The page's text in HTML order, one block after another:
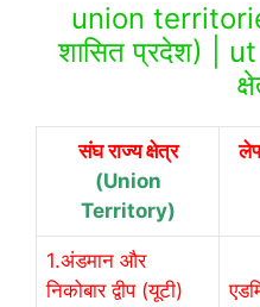
union
शासित प्रदेश) |
संघ राज्य क्षेत्र
(Union
Territory)
1.अंडमान और
निकोबार द्वीप (यूटी)